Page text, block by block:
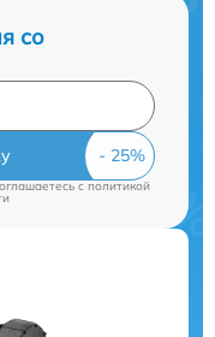
со
cполитикой